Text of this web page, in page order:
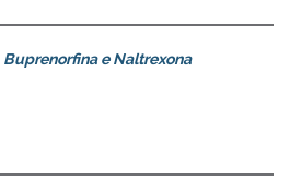
Buprenorfina e Naltrexona